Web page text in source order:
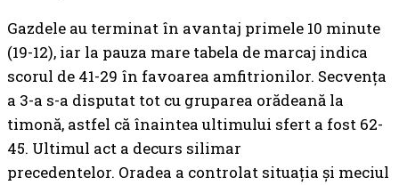
Gazdele au terminat în avantaj primele 10 minute
(19-12), iar la pauza mare tabela de marcaj indica
scorul de 41-29 în favoarea amfitrionilor. Secvența
a 3-a s-a disputat tot cu gruparea orădeană la
timonă, astfel că înaintea ultimului sfert a fost 62-
45. Ultimul act a decurs silimar
precedentelor. Oradea a controlat situația și meciul